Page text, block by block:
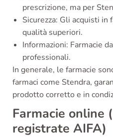
prescrizione, ma per
Sicurezza: Gli acquisti
qualità superiori.
Informazioni: Farmacie
professionali.
In generale, le farmacie
farmaci come Stendra,
prodotto corretto e in
Farmacie online
registrate AIFA)